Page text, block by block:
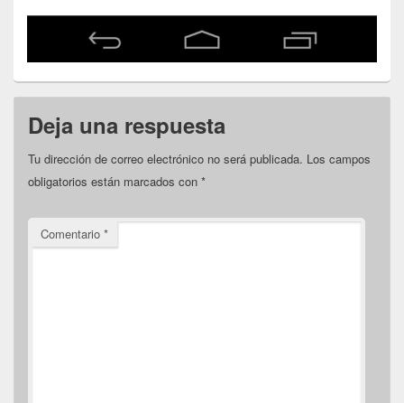
Deja una respuesta
Tu dirección de correo electrónico no será publicada. Los campos
obligatorios están marcados con *
Comentario *